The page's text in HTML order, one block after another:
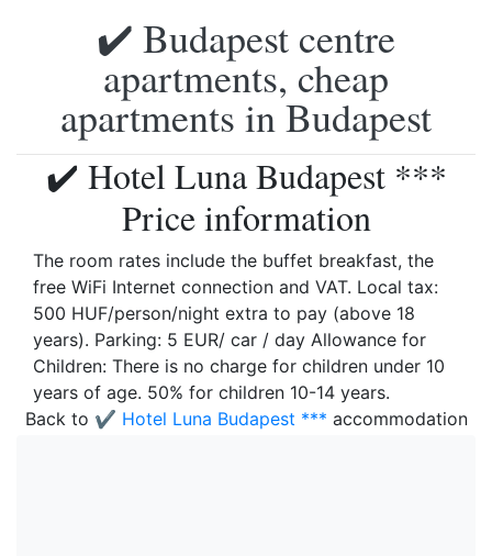
✔️ Budapest centre
apartments, cheap
apartments in Budapest
✔️ Hotel Luna Budapest ***
Price information
The room rates include the buffet breakfast, the
free WiFi Internet connection and VAT. Local tax:
500 HUF/person/night extra to pay (above 18
years). Parking: 5 EUR/ car / day Allowance for
Children: There is no charge for children under 10
years of age. 50% for children 10-14 years.
Back to ✔️ Hotel Luna Budapest *** accommodation